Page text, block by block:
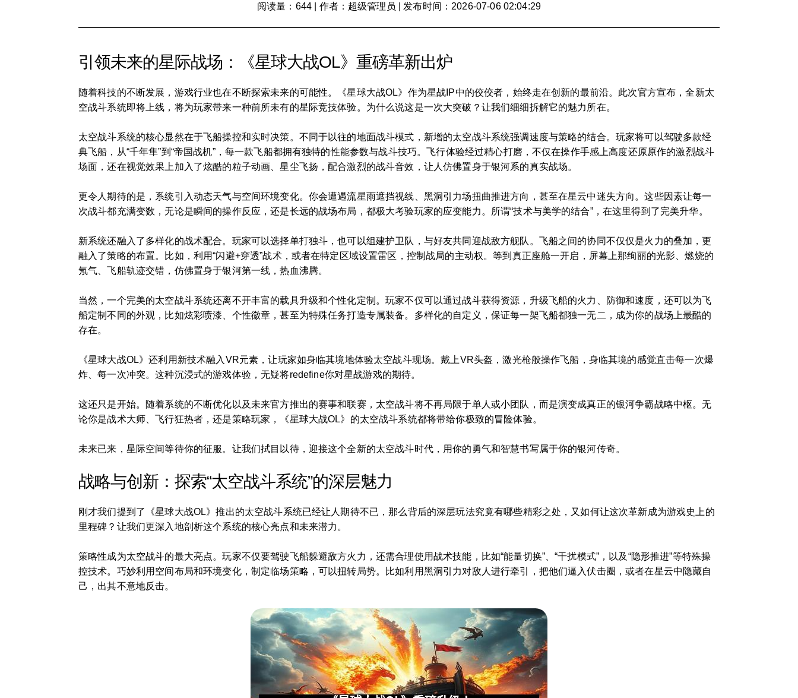
阅读量：644 作者：超级管理员 发布时间：2026-07-06 02:04:29
引领未来的星际战场：《星球大战OL》重磅革新出炉
随着科技的不断发展，游戏行业也在不断探索未来的可能性。《星球大战OL》作为星战IP中的佼佼者，始终走在创新的最前沿。此次官方宣布，全新太
空战斗系统即将上线，将为玩家带来一种前所未有的星际竞技体验。为什么说这是一次大突破？让我们细细拆解它的魅力所在。
太空战斗系统的核心显然在于飞船操控和实时决策。不同于以往的地面战斗模式，新增的太空战斗系统强调速度与策略的结合。玩家将可以驾驶多款经
典飞船，从“千年隼”到“帝国战机”，每一款飞船都拥有独特的性能参数与战斗技巧。飞行体验经过精心打磨，不仅在操作手感上高度还原原作的激烈战斗
场面，还在视觉效果上加入了炫酷的粒子动画、星尘飞扬，配合激烈的战斗音效，让人仿佛置身于银河系的真实战场。
更令人期待的是，系统引入动态天气与空间环境变化。你会遭遇流星雨遮挡视线、黑洞引力场扭曲推进方向，甚至在星云中迷失方向。这些因素让每一
次战斗都充满变数，无论是瞬间的操作反应，还是长远的战场布局，都极大考验玩家的应变能力。所谓“技术与美学的结合”，在这里得到了完美升华。
新系统还融入了多样化的战术配合。玩家可以选择单打独斗，也可以组建护卫队，与好友共同迎战敌方舰队。飞船之间的协同不仅仅是火力的叠加，更
融入了策略的布置。比如，利用“闪避+穿透”战术，或者在特定区域设置雷区，控制战局的主动权。等到真正座舱一开启，屏幕上那绚丽的光影、燃烧的
氖气、飞船轨迹交错，仿佛置身于银河第一线，热血沸腾。
当然，一个完美的太空战斗系统还离不开丰富的载具升级和个性化定制。玩家不仅可以通过战斗获得资源，升级飞船的火力、防御和速度，还可以为飞
船定制不同的外观，比如炫彩喷漆、个性徽章，甚至为特殊任务打造专属装备。多样化的自定义，保证每一架飞船都独一无二，成为你的战场上最酷的
存在。
《星球大战OL》还利用新技术融入VR元素，让玩家如身临其境地体验太空战斗现场。戴上VR头盔，激光枪般操作飞船，身临其境的感觉直击每一次爆
炸、每一次冲突。这种沉浸式的游戏体验，无疑将redefine你对星战游戏的期待。
这还只是开始。随着系统的不断优化以及未来官方推出的赛事和联赛，太空战斗将不再局限于单人或小团队，而是演变成真正的银河争霸战略中枢。无
论你是战术大师、飞行狂热者，还是策略玩家，《星球大战OL》的太空战斗系统都将带给你极致的冒险体验。
未来已来，星际空间等待你的征服。让我们拭目以待，迎接这个全新的太空战斗时代，用你的勇气和智慧书写属于你的银河传奇。
战略与创新：探索“太空战斗系统”的深层魅力
刚才我们提到了《星球大战OL》推出的太空战斗系统已经让人期待不已，那么背后的深层玩法究竟有哪些精彩之处，又如何让这次革新成为游戏史上的
里程碑？让我们更深入地剖析这个系统的核心亮点和未来潜力。
策略性成为太空战斗的最大亮点。玩家不仅要驾驶飞船躲避敌方火力，还需合理使用战术技能，比如“能量切换”、“干扰模式”，以及“隐形推进”等特殊操
控技术。巧妙利用空间布局和环境变化，制定临场策略，可以扭转局势。比如利用黑洞引力对敌人进行牵引，把他们逼入伏击圈，或者在星云中隐藏自
己，出其不意地反击。